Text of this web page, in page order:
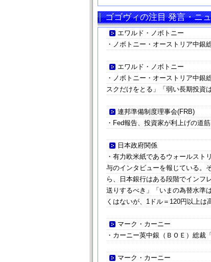
ゴゴヴィの注目 発言・ニ
エワルド・ノボトニー
・ノボトニー・オーストリア中銀
エワルド・ノボトニー
・ノボトニー・オーストリア中銀
スクだけをとる」「弱い長期投資
連邦準備制度理事会(FRB)
・Fed報告、投資家が利上げの道
日本政府関係
・有力欧米紙であるウォールスト
与のインタビューを報じている。
ら、日本銀行はある段階でインフ
送りするべき」「いまの為替水準
くはないが、1ドル＝120円以上は
マーク・カーニー
・カーニー英中銀（ＢＯＥ）総裁
マーク・カーニー